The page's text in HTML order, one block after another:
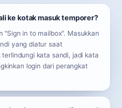
ke kotak masuk temporer?
"Sign in to mailbox". Masukkan
yang diatur saat
kata sandi, jadi kata
login dari perangkat